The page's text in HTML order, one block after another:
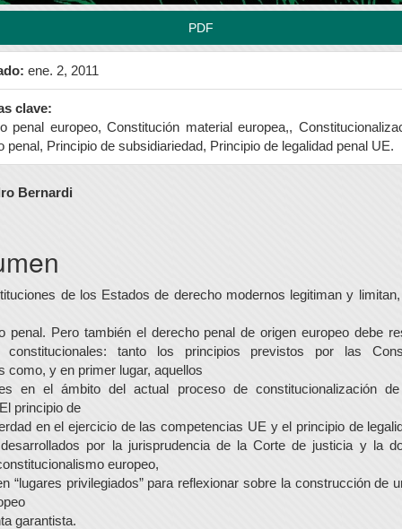
PDF
ene. 2, 2011
clave:
penal europeo, Constitución material europea,,
penal, Principio de subsidiariedad, Principio de legalidad penal UE.
Bernardi
de los Estados de derecho modernos legitiman y
penal. Pero también el derecho penal de origen europeo debe
constitucionales: tanto los principios previstos por las
como, y en primer lugar, aquellos
en el ámbito del actual proceso de constitucionalización
principio de
en el ejercicio de las competencias UE y el principio de
por la jurisprudencia de la Corte de justicia y la
europeo,
“lugares privilegiados” para reflexionar sobre la construcción de
garantista.